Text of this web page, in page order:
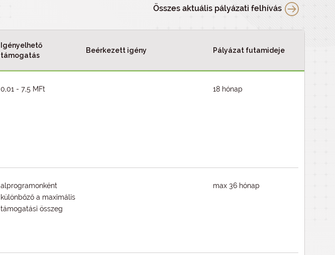
Összes aktuális pályázati felhívás
Igényelhető
támogatás
Beérkezett igény Pályázat futamideje
0,01 - 7,5 MFt 18 hónap
alprogramonként
különbőző a maximális
támogatási összeg
max 36 hónap